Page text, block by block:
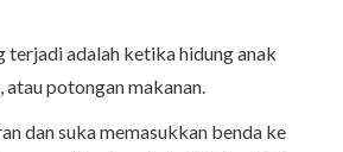
terjadi adalah ketika hidung anak
potongan makanan.
dan suka memasukkan benda ke